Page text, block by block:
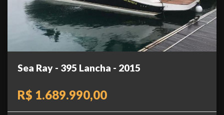
Sea Ray - 395 Lancha - 2015
R$ 1.689.990,00